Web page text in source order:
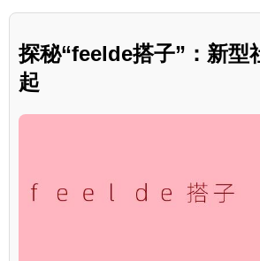
探秘“feelde搭子”：新型
起